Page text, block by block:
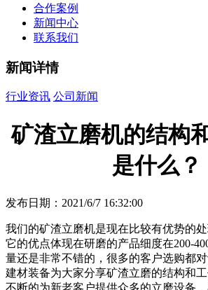
合作案例
新闻中心
联系我们
新闻详情
行业资讯 公司新闻
矿渣立磨机的结构
是什么？
发布日期：2021/6/7 16:32:00
我们的矿渣立磨机是现在比较有优势的
它的优点体现在研磨的产品细度在200-
量还是非常不错的，很多的客户选购都
建材装备为大家分享矿渣立磨的结构和